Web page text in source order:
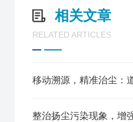
相关文章
RELATED ARTICLES